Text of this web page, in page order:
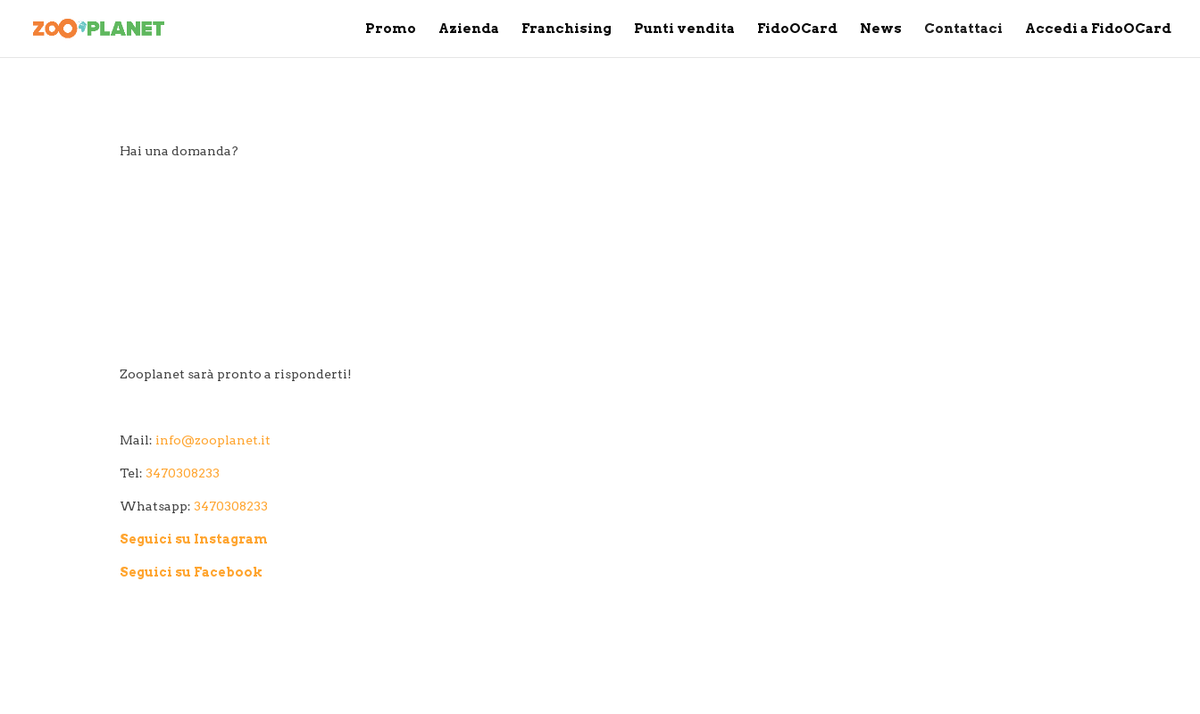
Promo Azienda Franchising Punti vendita FidoOCard News Contattaci Accedi a FidoOCard
Hai una domanda?
Zooplanet sarà pronto a risponderti!
Mail: info@zooplanet.it
Tel:3470308233
Whatsapp:3470308233
Seguici su Instagram
Seguici su Facebook